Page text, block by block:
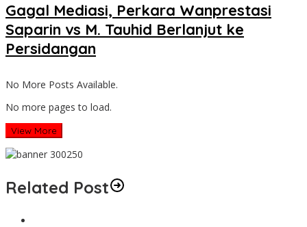
Gagal Mediasi, Perkara Wanprestasi
Saparin vs M. Tauhid Berlanjut ke
Persidangan
No More Posts Available.
No more pages to load.
View More
Related Post